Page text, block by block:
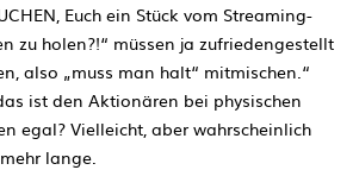
Euch ein Stück vom Streaming-
zu holen?!“ müssen ja zufriedengestellt
also „muss man halt“ mitmischen.“
ist den Aktionären bei physischen
egal? Vielleicht, aber wahrscheinlich
lange.